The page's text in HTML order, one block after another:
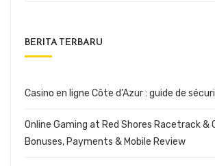
BERITA TERBARU
Casino en ligne Côte d’Azur : guide de
Online Gaming at Red Shores Racetrack &
Bonuses, Payments & Mobile Review